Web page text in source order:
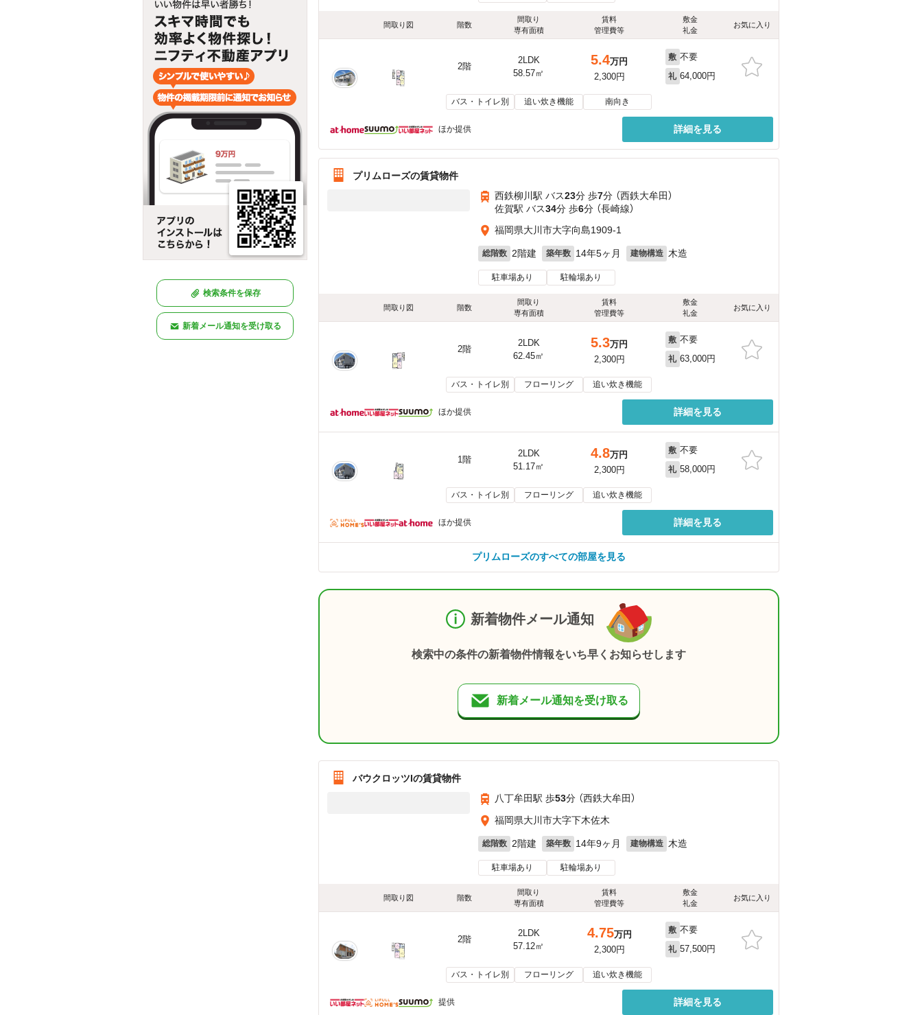
検索条件を保存
新着メール通知を受け取る
間取り図 階数
間取り
専有面積
賃料
管理費等
敷金
礼金
お気に入り
2階
2LDK
58.57㎡
5.4万円
2,300円
敷 不要
礼 64,000円
バス・トイレ別 追い炊き機能 南向き
ほか提供 詳細を見る
プリムローズの賃貸物件
西鉄柳川駅 バス23分 歩7分 （西鉄大牟田）
佐賀駅 バス34分 歩6分 （長崎線）
福岡県大川市大字向島1909-1
総階数 2階建 築年数 14年5ヶ月 建物構造 木造
駐車場あり 駐輪場あり
間取り図 階数
間取り
専有面積
賃料
管理費等
敷金
礼金
お気に入り
2階
2LDK
62.45㎡
5.3万円
2,300円
敷 不要
礼 63,000円
バス・トイレ別 フローリング 追い炊き機能
ほか提供 詳細を見る
1階
2LDK
51.17㎡
4.8万円
2,300円
敷 不要
礼 58,000円
バス・トイレ別 フローリング 追い炊き機能
ほか提供 詳細を見る
プリムローズのすべての部屋を見る
新着物件メール通知
検索中の条件の新着物件情報をいち早くお知らせします
新着メール通知を受け取る
バウクロッツIの賃貸物件
八丁牟田駅 歩53分 （西鉄大牟田）
福岡県大川市大字下木佐木
総階数 2階建 築年数 14年9ヶ月 建物構造 木造
駐車場あり 駐輪場あり
間取り図 階数
間取り
専有面積
賃料
管理費等
敷金
礼金
お気に入り
2階
2LDK
57.12㎡
4.75万円
2,300円
敷 不要
礼 57,500円
バス・トイレ別 フローリング 追い炊き機能
提供 詳細を見る